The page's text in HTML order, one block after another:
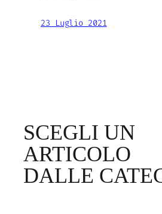
23 Luglio 2021
SCEGLI UN
ARTICOLO
DALLE